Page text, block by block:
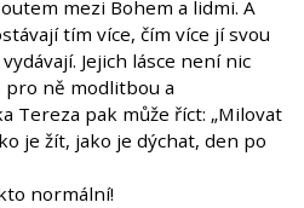
mezi Bohem a lidmi. A
tím více, čím více jí svou
Jejich lásce není nic
pro ně modlitbou a
Tereza pak může říct: „Milovat
je žít, jako je dýchat, den po
normální!